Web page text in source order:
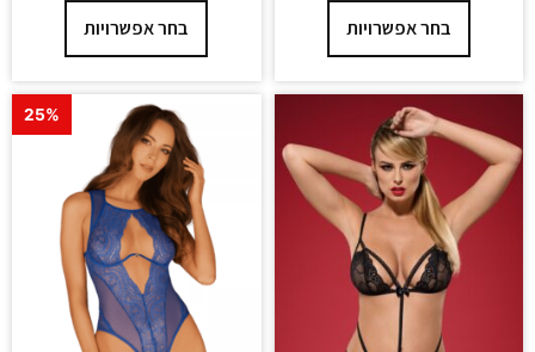
בחר אפשרויות בחר אפשרויות
25%